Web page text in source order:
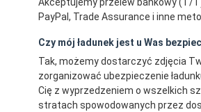
PayPal, Trade Assurance i inne
Czy mój ładunek jest u Was
Tak, możemy dostarczyć zdjęcia
zorganizować ubezpieczenie
Cię z wyprzedzeniem o wszelkich
stratach spowodowanych przez